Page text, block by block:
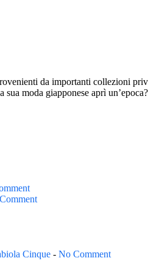
da importanti collezioni
sua moda giapponese aprì
Cinque - No Comment